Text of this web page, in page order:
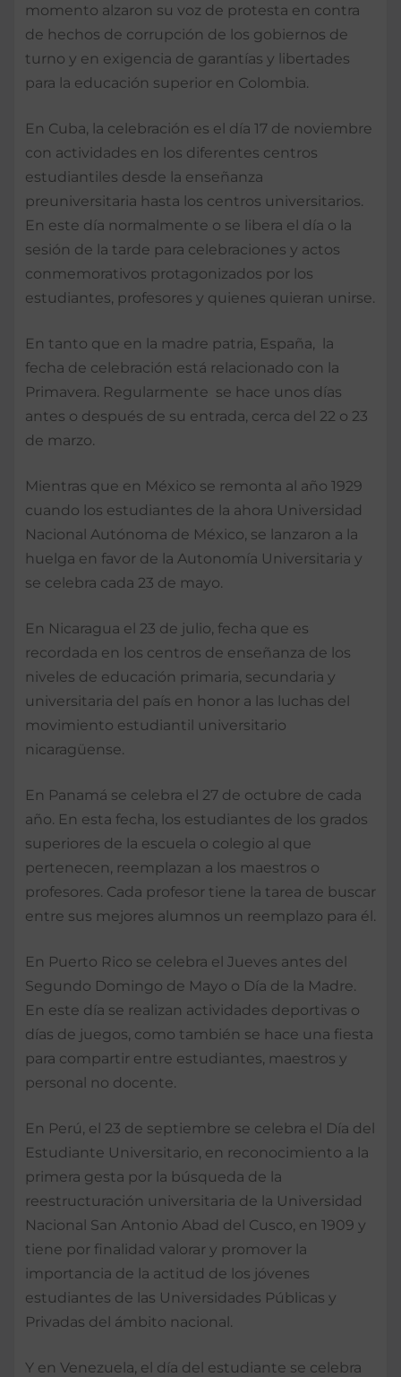
momento alzaron su voz de protesta en contra
de hechos de corrupción de los gobiernos de
turno y en exigencia de garantías y libertades
para la educación superior en Colombia.
En Cuba, la celebración es el día 17 de noviembre
con actividades en los diferentes centros
estudiantiles desde la enseñanza
preuniversitaria hasta los centros universitarios.
En este día normalmente o se libera el día o la
sesión de la tarde para celebraciones y actos
conmemorativos protagonizados por los
estudiantes, profesores y quienes quieran unirse.
En tanto que en la madre patria, España, la
fecha de celebración está relacionado con la
Primavera. Regularmente se hace unos días
antes o después de su entrada, cerca del 22 o 23
de marzo.
Mientras que en México se remonta al año 1929
cuando los estudiantes de la ahora Universidad
Nacional Autónoma de México, se lanzaron a la
huelga en favor de la Autonomía Universitaria y
se celebra cada 23 de mayo.
En Nicaragua el 23 de julio, fecha que es
recordada en los centros de enseñanza de los
niveles de educación primaria, secundaria y
universitaria del país en honor a las luchas del
movimiento estudiantil universitario
nicaragüense.
En Panamá se celebra el 27 de octubre de cada
año. En esta fecha, los estudiantes de los grados
superiores de la escuela o colegio al que
pertenecen, reemplazan a los maestros o
profesores. Cada profesor tiene la tarea de buscar
entre sus mejores alumnos un reemplazo para él.
En Puerto Rico se celebra el Jueves antes del
Segundo Domingo de Mayo o Día de la Madre.
En este día se realizan actividades deportivas o
días de juegos, como también se hace una fiesta
para compartir entre estudiantes, maestros y
personal no docente.
En Perú, el 23 de septiembre se celebra el Día del
Estudiante Universitario, en reconocimiento a la
primera gesta por la búsqueda de la
reestructuración universitaria de la Universidad
Nacional San Antonio Abad del Cusco, en 1909 y
tiene por finalidad valorar y promover la
importancia de la actitud de los jóvenes
estudiantes de las Universidades Públicas y
Privadas del ámbito nacional.
Y en Venezuela, el día del estudiante se celebra